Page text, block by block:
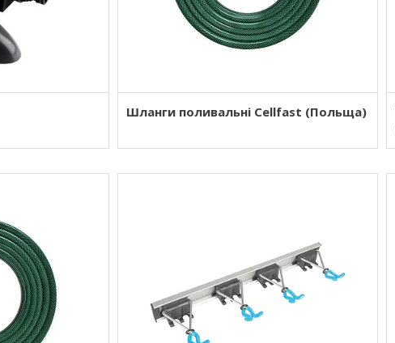
Шланги поливальні Cellfast (Польща)